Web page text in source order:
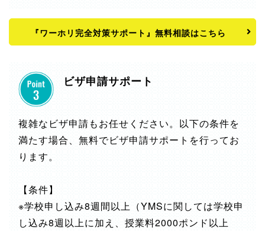
『ワーホリ完全対策サポート』無料相談はこちら
ビザ申請サポート
複雑なビザ申請もお任せください。以下の条件を
満たす場合、無料でビザ申請サポートを行ってお
ります。
【条件】
※学校申し込み8週間以上（YMSに関しては学校申
し込み8週以上に加え、授業料2000ポンド以上